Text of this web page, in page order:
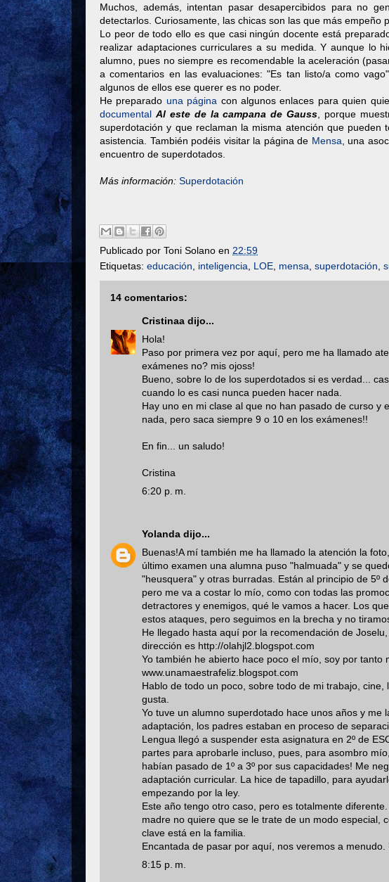
Muchos, además, intentan pasar desapercibidos para no
detectarlos. Curiosamente, las chicas son las que más empeño
Lo peor de todo ello es que casi ningún docente está
realizar adaptaciones curriculares a su medida. Y aunque lo
alumno, pues no siempre es recomendable la aceleración
a comentarios en las evaluaciones: "Es tan listo/a como
algunos de ellos ese querer es no poder.
He preparado una página con algunos enlaces para quien
documental Al este de la campana de Gauss , porque
superdotación y que reclaman la misma atención que
asistencia. También podéis visitar la página de Mensa , una
encuentro de superdotados.
Más información: Superdotación
Publicado por Toni Solano en 22:59
Etiquetas: educación inteligencia LOE mensa superdotación
14 comentarios:
Cristinaa dijo...
Hola!
Paso por primera vez por aquí, pero me ha llamado
exámenes no? mis ojoss!
Bueno, sobre lo de los superdotados si es verdad...
cuando lo es casi nunca pueden hacer nada.
Hay uno en mi clase al que no han pasado de curso y
nada, pero saca siempre 9 o 10 en los exámenes!!
En fin... un saludo!
Cristina
6:20 p. m.
Yolanda dijo...
Buenas!A mí también me ha llamado la atención la
último examen una alumna puso "halmuada" y se
"heusquera" y otras burradas. Están al principio de 5º
pero me va a costar lo mío, como con todas las
detractores y enemigos, qué le vamos a hacer. Los
estos ataques, pero seguimos en la brecha y no
He llegado hasta aquí por la recomendación de
dirección es http://olahjl2.blogspot.com
Yo también he abierto hace poco el mío, soy por tanto
www.unamaestrafeliz.blogspot.com
Hablo de todo un poco, sobre todo de mi trabajo,
gusta.
Yo tuve un alumno superdotado hace unos años y me
adaptación, los padres estaban en proceso de
Lengua llegó a suspender esta asignatura en 2º de
partes para aprobarle incluso, pues, para asombro
habían pasado de 1º a 3º por sus capacidades! Me
adaptación curricular. La hice de tapadillo, para
empezando por la ley.
Este año tengo otro caso, pero es totalmente
madre no quiere que se le trate de un modo especial,
clave está en la familia.
Encantada de pasar por aquí, nos veremos a menudo.
8:15 p. m.